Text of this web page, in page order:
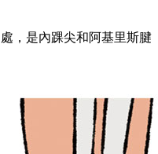
，是內踝尖和阿基里斯腱